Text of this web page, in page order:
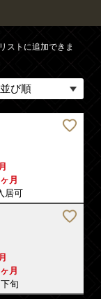
ストに追加できま
月
居可
月
旬